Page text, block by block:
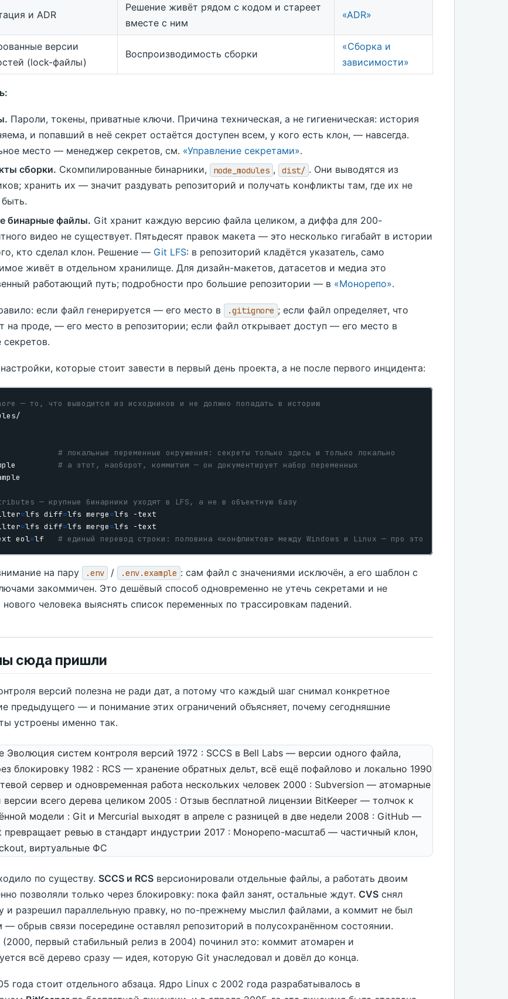
и ADR
Решение живёт рядом с кодом и стареет
вместе с ним
«ADR»
версии
(lock-файлы)
Воспроизводимость сборки
«Сборка и
зависимости»
Пароли, токены, приватные ключи. Причина техническая, а не гигиеническая: история
и попавший в неё секрет остаётся доступен всем, у кого есть клон, — навсегда.
место — менеджер секретов, см. «Управление секретами».
сборки. Скомпилированные бинарники, node_modules , dist/ . Они выводятся из
хранить их — значит раздувать репозиторий и получать конфликты там, где их не
бинарные файлы. Git хранит каждую версию файла целиком, а диффа для 200-
видео не существует. Пятьдесят правок макета — это несколько гигабайт в истории
кто сделал клон. Решение — Git LFS: в репозиторий кладётся указатель, само
живёт в отдельном хранилище. Для дизайн-макетов, датасетов и медиа это
работающий путь; подробности про большие репозитории — в «Монорепо».
если файл генерируется — его место в .gitignore ; если файл определяет, что
на проде, — его место в репозитории; если файл открывает доступ — его место в
которые стоит завести в первый день проекта, а не после первого инцидента:
— то, что выводится из исходников и не должно попадать в историю
# локальные переменные окружения: секреты только здесь и только локально
# а этот, наоборот, коммитим — он документирует набор переменных
— крупные бинарники уходят в LFS, а не в объектную базу
=lfs diff=lfs merge=
=lfs diff=lfs merge=
eol=lf # единый перевод строки: половина «конфликтов» между Windows и Linux — про это
на пару .env / .env.example : сам файл с значениями исключён, а его шаблон с
закоммичен. Это дешёвый способ одновременно не утечь секретами и не
нового человека выяснять список переменных по трассировкам падений.
сюда пришли
версий полезна не ради дат, а потому что каждый шаг снимал конкретное
предыдущего — и понимание этих ограничений объясняет, почему сегодняшние
устроены именно так.
Эволюция систем контроля версий 1972 : SCCS в Bell Labs — версии одного файла,
блокировку 1982 : RCS — хранение обратных дельт, всё ещё пофайлово и локально 1990
сервер и одновременная работа нескольких человек 2000 : Subversion — атомарные
всего дерева целиком 2005 : Отзыв бесплатной лицензии BitKeeper — толчок к
модели : Git и Mercurial выходят в апреле с разницей в две недели 2008 : GitHub —
превращает ревью в стандарт индустрии 2017 : Монорепо-масштаб — частичный клон,
виртуальные ФС
по существу. SCCS и RCS версионировали отдельные файлы, а работать двоим
позволяли только через блокировку: пока файл занят, остальные ждут. CVS снял
и разрешил параллельную правку, но по-прежнему мыслил файлами, а коммит не был
обрыв связи посередине оставлял репозиторий в полусохранённом состоянии.
(2000, первый стабильный релиз в 2004) починил это: коммит атомарен и
всё дерево сразу — идея, которую Git унаследовал и довёл до конца.
года стоит отдельного абзаца. Ядро Linux с 2002 года разрабатывалось в